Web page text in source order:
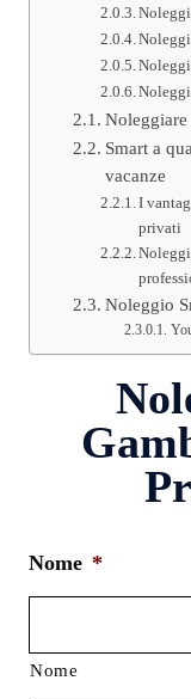
Smart a
vacanze
I
privati
Noleggio
Nome *
Nome